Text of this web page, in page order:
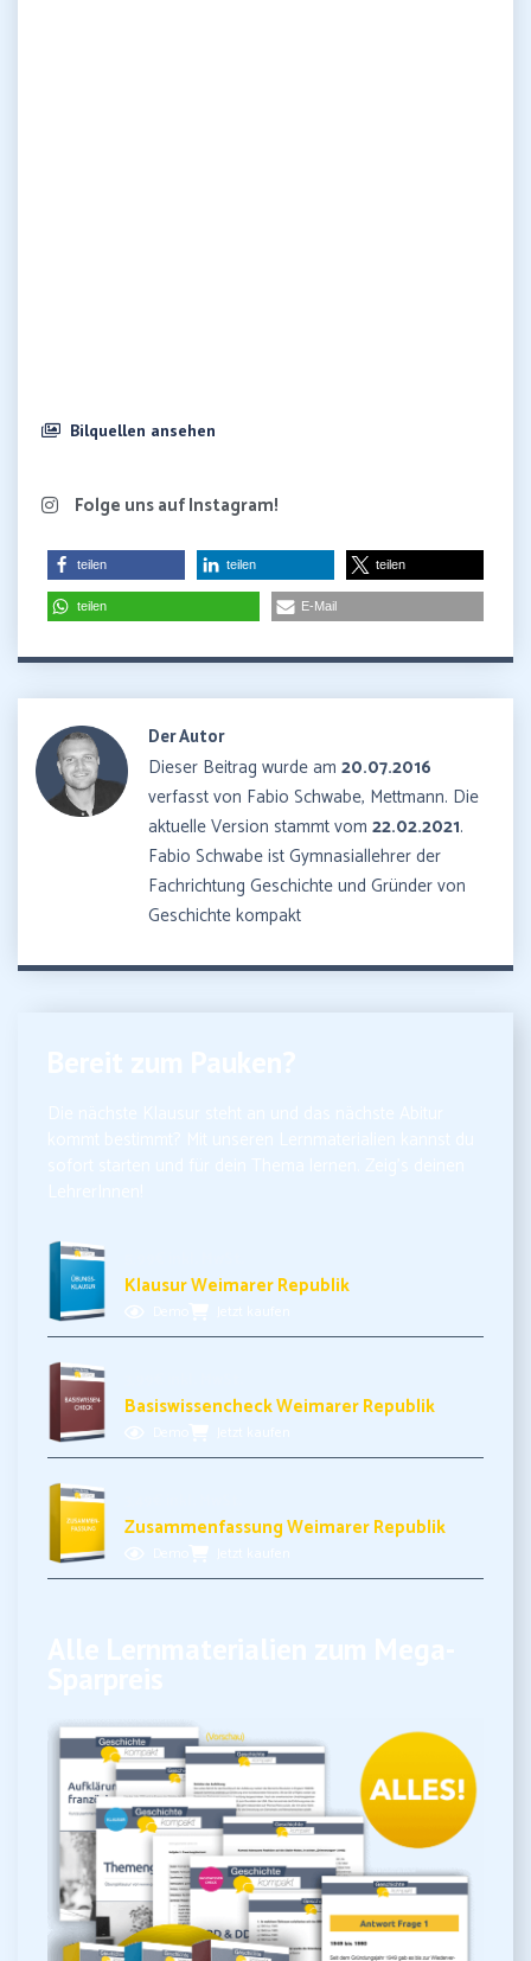
Bilquellen ansehen
Folge uns auf Instagram!
teilen teilen teilen
teilen E-Mail
Der Autor
Dieser Beitrag wurde am 20.07.2016
verfasst von Fabio Schwabe, Mettmann. Die
aktuelle Version stammt vom 22.02.2021.
Fabio Schwabe ist Gymnasiallehrer der
Fachrichtung Geschichte und Gründer von
Geschichte kompakt
Klausur Weimarer Republik
Basiswissencheck Weimarer Republik
Zusammenfassung Weimarer Republik